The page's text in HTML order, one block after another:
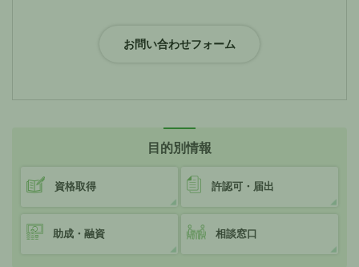
目的別情報
資格取得 許認可・届出
助成・融資 相談窓口